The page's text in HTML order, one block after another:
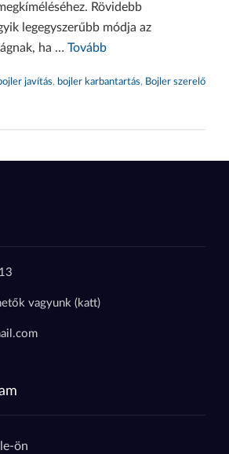
Rövidebb
legegyszerűbb módja az
ha … Tovább
javítás, bojler karbantartás, Bojler szerelő
vagyunk (katt)
ön